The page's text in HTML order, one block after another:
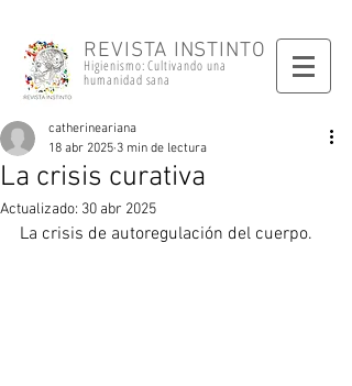
REVISTA INSTINTO
Higienismo: Cultivando una
humanidad sana
La crisis curativa
catherineariana
18 abr 2025 3 min de lectura
Actualizado: 30 abr 2025
La crisis de autoregulación del cuerpo.